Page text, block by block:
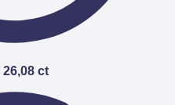
26,08 ct